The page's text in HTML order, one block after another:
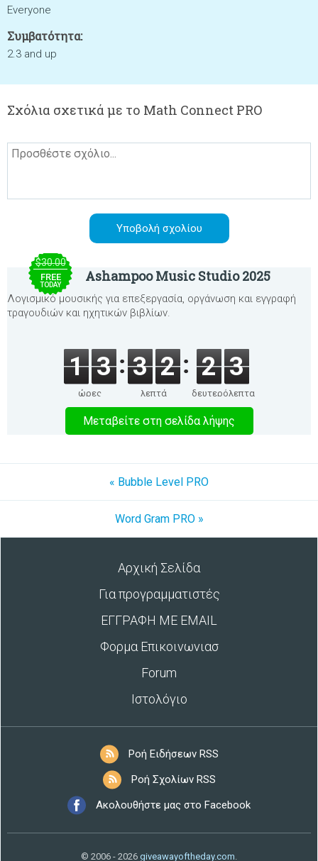
Everyone
Συμβατότητα:
2.3 and up
Σχόλια σχετικά με το Math Connect PRO
$30.00
FREE
TODAY
Ashampoo Music Studio 2025
Λογισμικό μουσικής για επεξεργασία, οργάνωση και εγγραφή
τραγουδιών και ηχητικών βιβλίων.
1 3
ώρες
3 2
λεπτά
2 3
δευτερόλεπτα
Μεταβείτε στη σελίδα λήψης
« Bubble Level PRO
Word Gram PRO »
Αρχική Σελίδα
Για προγραμματιστές
ΕΓΓΡΑΦΗ ΜΕ EMAIL
Φορμα Επικοινωνιασ
Forum
Ιστολόγιο
Ροή Ειδήσεων RSS
Ροή Σχολίων RSS
Ακολουθήστε μας στο Facebook
© 2006 - 2026 giveawayoftheday.com.